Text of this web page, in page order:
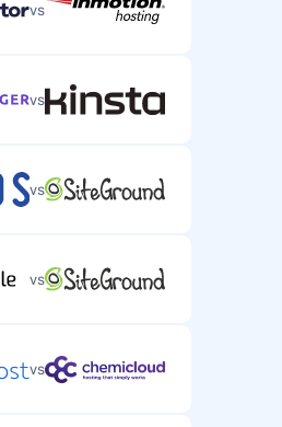
vs
vs
vs
vs
vs